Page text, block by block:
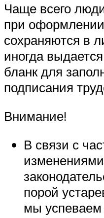
Чаще всего
при
сохраняются в
иногда
бланк для
подписания
Внимание!
В связи с
порой
мы успеваем